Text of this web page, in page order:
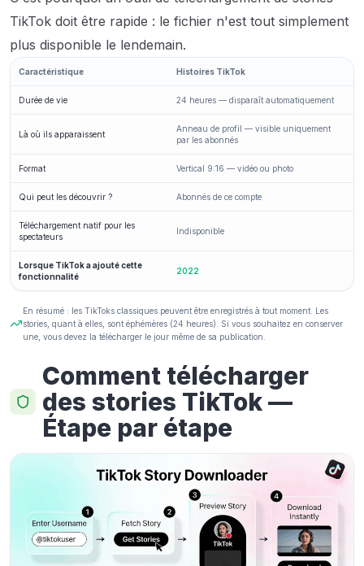
TikTok doit être rapide : le fichier n'est tout simplement
plus disponible le lendemain.
Caractéristique Histoires TikTok
Durée de vie 24 heures — disparaît automatiquement
Là où ils apparaissent
Anneau de profil — visible uniquement
par les abonnés
Format Vertical 9:16 — vidéo ou photo
Qui peut les découvrir ? Abonnés de ce compte
Téléchargement natif pour les
spectateurs
Indisponible
Lorsque TikTok a ajouté cette
fonctionnalité
2022
En résumé : les TikToks classiques peuvent être enregistrés à tout moment. Les
stories, quant à elles, sont éphémères (24 heures). Si vous souhaitez en conserver
une, vous devez la télécharger le jour même de sa publication.
Comment télécharger
des stories TikTok —
Étape par étape